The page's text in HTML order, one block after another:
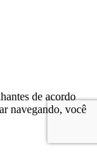
de acordo
navegando, você